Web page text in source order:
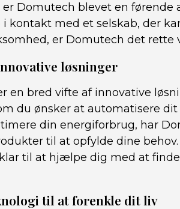
Domutech blevet en førende
i kontakt med et selskab, der
er Domutech det rette
løsninger
en bred vifte af innovative
du ønsker at automatisere
din energiforbrug, har
til at opfylde dine
til at hjælpe dig med at
til at forenkle dit liv